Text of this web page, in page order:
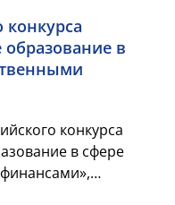
конкурса
в
конкурса
в сфере